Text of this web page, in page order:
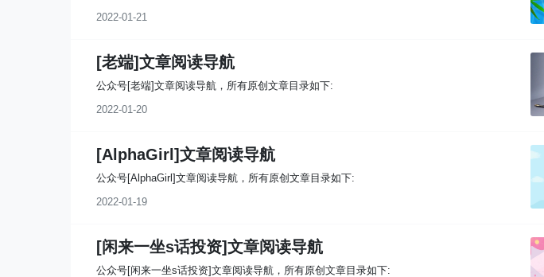
2022-01-21
[老端]文章阅读导航
公众号[老端]文章阅读导航，所有原创文章目录如下:
2022-01-20
[AlphaGirl]文章阅读导航
公众号[AlphaGirl]文章阅读导航，所有原创文章目录如下:
2022-01-19
[闲来一坐s话投资]文章阅读导航
公众号[闲来一坐s话投资]文章阅读导航，所有原创文章目录如下: